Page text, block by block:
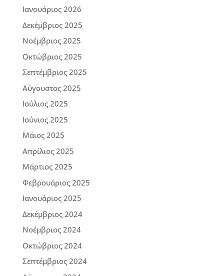
Ιανουάριος 2026
Δεκέμβριος 2025
Νοέμβριος 2025
Οκτώβριος 2025
Σεπτέμβριος 2025
Αύγουστος 2025
Ιούλιος 2025
Ιούνιος 2025
Μάιος 2025
Απρίλιος 2025
Μάρτιος 2025
Φεβρουάριος 2025
Ιανουάριος 2025
Δεκέμβριος 2024
Νοέμβριος 2024
Οκτώβριος 2024
Σεπτέμβριος 2024